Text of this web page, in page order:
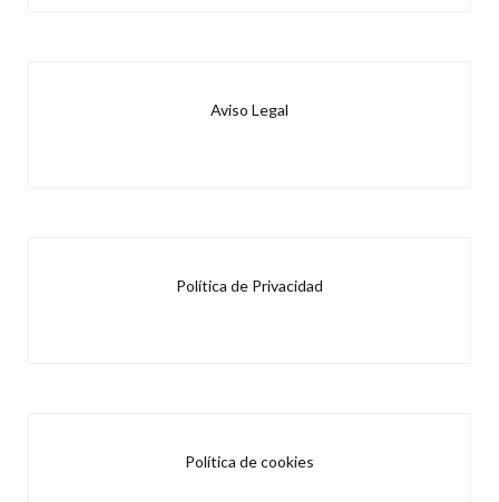
Aviso Legal
Política de Privacidad
Política de cookies